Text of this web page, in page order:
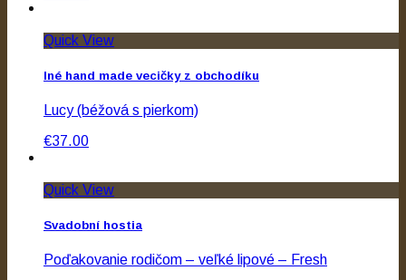
Quick View
Iné hand made vecičky z obchodíku
Lucy (béžová s pierkom)
€37.00
Quick View
Svadobní hostia
Poďakovanie rodičom – veľké lipové – Fresh